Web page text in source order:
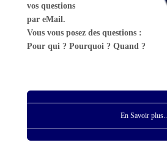
vos questions
par eMail.
Vous vous posez des questions :
Pour qui ? Pourquoi ? Quand ?
En Savoir plus..